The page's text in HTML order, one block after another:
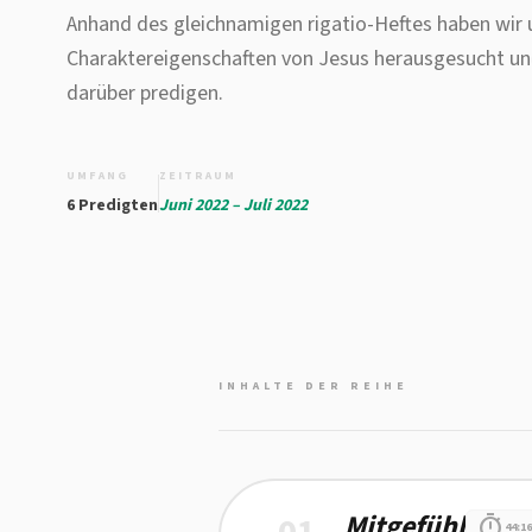
Anhand des gleichnamigen rigatio-Heftes haben wir
Charaktereigenschaften von Jesus herausgesucht
darüber predigen.
UMFANG
6 Predigten
ZEITRAUM
Juni 2022 – Juli 2022
INHALTE DER REIHE
Details zu Mitgefühl 44:16